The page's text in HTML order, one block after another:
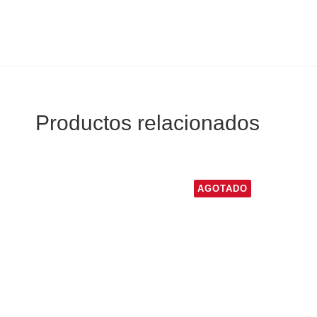
Productos relacionados
AGOTADO